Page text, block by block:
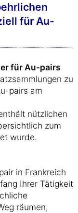
für Au-
für Au-pairs
zu
pairs am
nützlichen
zum
wurde.
in Frankreich
Ihrer Tätigkeit
räumen,